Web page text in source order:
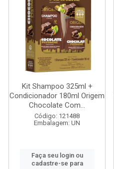
Kit Shampoo 325ml +
Condicionador 180ml Origem
Chocolate Com...
Código: 121488
Embalagem: UN
Faça seu login ou
cadastre-se para